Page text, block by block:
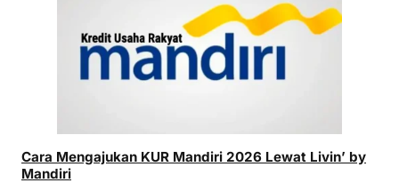
Cara Mengajukan KUR Mandiri 2026 Lewat Livin’ by
Mandiri